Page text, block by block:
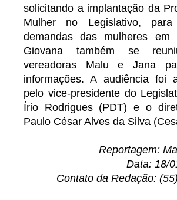
solicitando a implantação da
Mulher no Legislativo,
demandas das mulheres em
Giovana também se
vereadoras Malu e Jana
informações. A audiência foi
pelo vice-presidente do
Írio Rodrigues (PDT) e o
Paulo César Alves da Silva
Reportagem:
Data: 18/
Contato da Redação: